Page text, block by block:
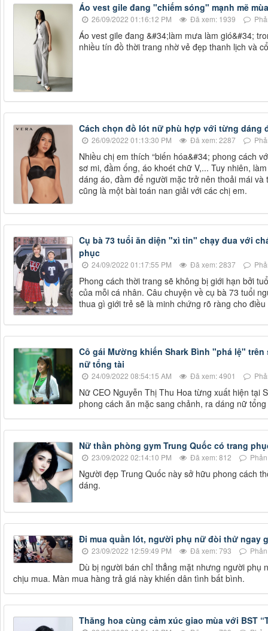
Áo vest gile đang "chiếm sóng" mạnh mẽ
26/09/2022 01:16:12 PM Đã xem: 1939
Áo vest gile đang &#34;làm mưa làm gió&#34;
nhiều tín đồ thời trang nhờ vẻ đẹp thanh lịch và
Cách chọn đồ lót nữ phù hợp với từng dáng
26/09/2022 01:13:30 PM Đã xem: 2287
Nhiều chị em thích “biến hóa&#34; phong cách
sơ mi, đầm ống, áo khoét chữ V,... Tuy nhiên,
dáng áo, đầm để người mặc trở nên thoải mái
cũng là một bài toán nan giải với các chị em.
Cụ bà 73 tuổi ăn diện "xì tin" chạy đua với
phục
24/09/2022 01:17:55 PM Đã xem: 2837
Phong cách thời trang sẽ không bị giới hạn bởi
của mỗi cá nhân. Câu chuyện về cụ bà 73 tuổi
thua gì giới trẻ sẽ là minh chứng rõ ràng cho điều
Cô gái Mường khiến Shark Bình "phá lệ"
nữ tổng tài
24/09/2022 08:54:15 AM Đã xem: 4901
Nữ CEO Nguyễn Thị Thu Hoa từng xuất hiện tại
phong cách ăn mặc sang chảnh, ra dáng nữ
Nữ thần phòng gym Trung Quốc có trang
23/09/2022 02:14:10 PM Đã xem: 812
Người đẹp Trung Quốc này sở hữu phong cách
dáng.
Đi mua quần lót, người phụ nữ đòi thử ngay
23/09/2022 12:59:49 PM Đã xem: 793
Dù bị người bán chỉ thẳng mặt nhưng người phụ
chịu mua. Màn mua hàng trả giá này khiến dân tình bất bình.
Thăng hoa cùng cảm xúc giao mùa với BST